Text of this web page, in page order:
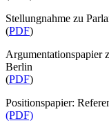
Stellungnahme zu
(PDF)
Argumentationspapier
Berlin
(PDF)
Positionspapier:
(PDF)